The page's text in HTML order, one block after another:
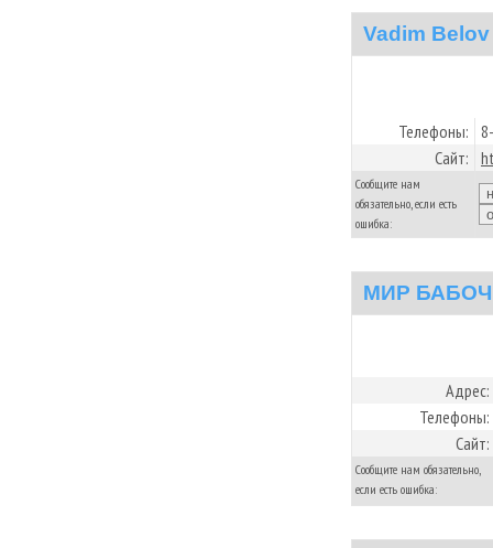
Vadim
Телефоны:
Сайт:
Сообщите нам
обязательно, если есть
ошибка:
МИР
Адрес:
Телефоны:
Сайт:
Сообщите нам обязательно,
если есть ошибка: